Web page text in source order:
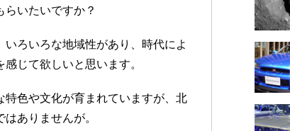
いたいですか？
ろいろな地域性があり、時代によ
じて欲しいと思います。
色や文化が育まれていますが、北
ありませんが。